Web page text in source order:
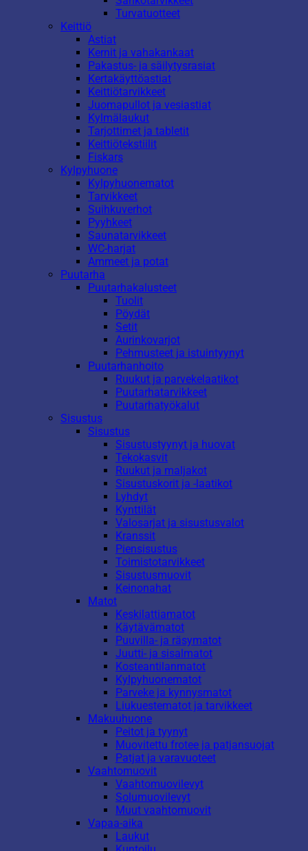
Turvatuotteet
Keittiö
Astiat
Kernit ja vahakankaat
Pakastus- ja säilytysrasiat
Kertakäyttöastiat
Keittiötarvikkeet
Juomapullot ja vesiastiat
Kylmälaukut
Tarjottimet ja tabletit
Keittiötekstiilit
Fiskars
Kylpyhuone
Kylpyhuonematot
Tarvikkeet
Suihkuverhot
Pyyhkeet
Saunatarvikkeet
WC-harjat
Ammeet ja potat
Puutarha
Puutarhakalusteet
Tuolit
Pöydät
Setit
Aurinkovarjot
Pehmusteet ja istuintyynyt
Puutarhanhoito
Ruukut ja parvekelaatikot
Puutarhatarvikkeet
Puutarhatyökalut
Sisustus
Sisustus
Sisustustyynyt ja huovat
Tekokasvit
Ruukut ja maljakot
Sisustuskorit ja -laatikot
Lyhdyt
Kynttilät
Valosarjat ja sisustusvalot
Kranssit
Piensisustus
Toimistotarvikkeet
Sisustusmuovit
Keinonahat
Matot
Keskilattiamatot
Käytävämatot
Puuvilla- ja räsymatot
Juutti- ja sisalmatot
Kosteantilanmatot
Kylpyhuonematot
Parveke ja kynnysmatot
Liukuestematot ja tarvikkeet
Makuuhuone
Peitot ja tyynyt
Muovitettu frotee ja patjansuojat
Patjat ja varavuoteet
Vaahtomuovit
Vaahtomuovilevyt
Solumuovilevyt
Muut vaahtomuovit
Vapaa-aika
Laukut